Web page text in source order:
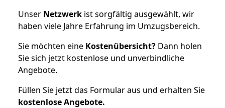
Unser Netzwerk ist sorgfältig ausgewählt, wir
haben viele Jahre Erfahrung im Umzugsbereich.
Sie möchten eine Kostenübersicht? Dann holen
Sie sich jetzt kostenlose und unverbindliche
Angebote.
Füllen Sie jetzt das Formular aus und erhalten Sie
kostenloseAngebote.